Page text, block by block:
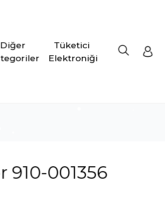
Diğer
Tüketici
Elektroniği
910-001356